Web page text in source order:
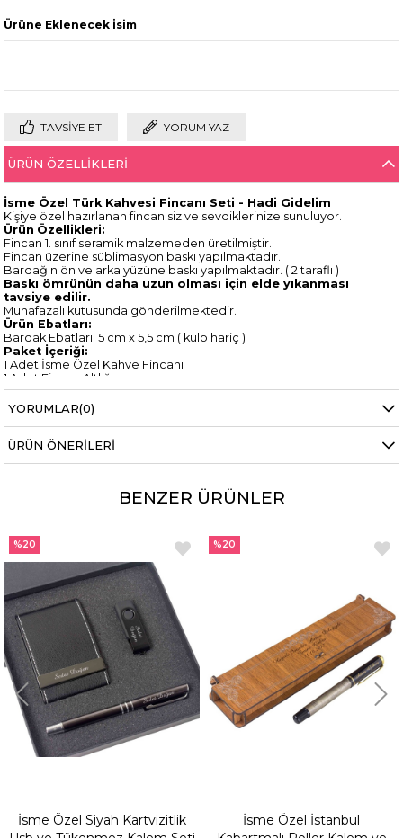
Ürüne Eklenecek İsim
TAVSIYE ET YORUM YAZ
ÜRÜN ÖZELLIKLERI
İsme Özel Türk Kahvesi Fincanı Seti - Hadi Gidelim
Kişiye özel hazırlanan fincan siz ve sevdiklerinize sunuluyor.
Ürün Özellikleri:
Fincan 1. sınıf seramik malzemeden üretilmiştir.
Fincan üzerine süblimasyon baskı yapılmaktadır.
Bardağın ön ve arka yüzüne baskı yapılmaktadır. ( 2 taraflı )
Baskı ömrünün daha uzun olması için elde yıkanması
tavsiye edilir.
Muhafazalı kutusunda gönderilmektedir.
Ürün Ebatları:
Bardak Ebatları: 5 cm x 5,5 cm ( kulp hariç )
Paket İçeriği:
1 Adet İsme Özel Kahve Fincanı
1 Adet Fincan Altlığı
YORUMLAR(0)
ÜRÜN ÖNERILERI
BENZER ÜRÜNLER
İsme Özel Siyah Kartvizitlik
%20
İsme Özel İstanbul
%20